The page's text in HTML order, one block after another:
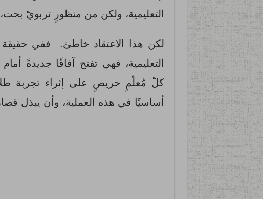
التعليمية، ولكن من منظورٍ تربويّ
لكن هذا الاعتقاد خاطئ. ففي حقيقة
التعليمية، فهي تفتح آفاقًا جديدةً
كلّ مُعلّمٍ حريصٍ على إثراء تجربة
أساسيًا في هذه العملية، وأن يبذل